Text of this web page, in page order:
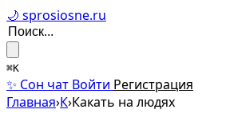
🌙 sprosiosne.ru
⌘K
✨ Сон чат Войти Регистрация
Главная›К›Какать на людях